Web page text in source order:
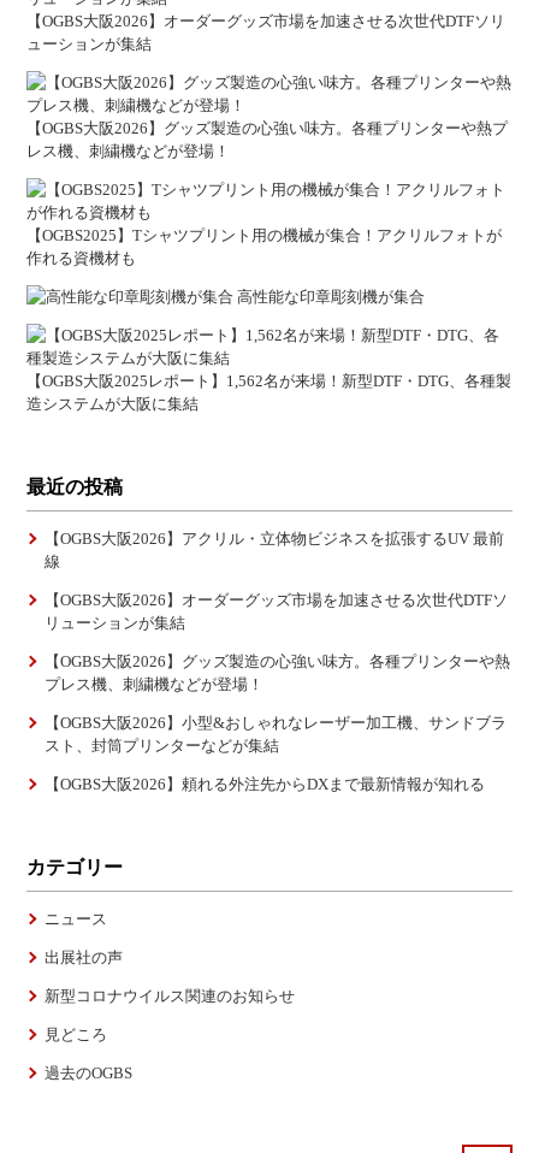
【OGBS大阪2026】オーダーグッズ市場を加速させる次世代DTFソリ
ューションが集結
【OGBS大阪2026】グッズ製造の心強い味方。各種プリンターや熱プ
レス機、刺繍機などが登場！
【OGBS2025】Tシャツプリント用の機械が集合！アクリルフォトが
作れる資機材も
高性能な印章彫刻機が集合
【OGBS大阪2025レポート】1,562名が来場！新型DTF・DTG、各種製
造システムが大阪に集結
最近の投稿
【OGBS大阪2026】アクリル・立体物ビジネスを拡張するUV 最前
線
【OGBS大阪2026】オーダーグッズ市場を加速させる次世代DTFソ
リューションが集結
【OGBS大阪2026】グッズ製造の心強い味方。各種プリンターや熱
プレス機、刺繍機などが登場！
【OGBS大阪2026】小型&おしゃれなレーザー加工機、サンドブラ
スト、封筒プリンターなどが集結
【OGBS大阪2026】頼れる外注先からDXまで最新情報が知れる
カテゴリー
ニュース
出展社の声
新型コロナウイルス関連のお知らせ
見どころ
過去のOGBS